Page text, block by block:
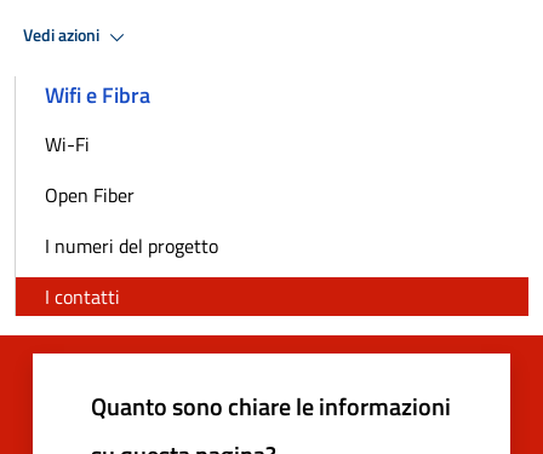
Vedi azioni
Wifi e Fibra
Wi-Fi
Open Fiber
I numeri del progetto
I contatti
Quanto sono chiare le informazioni